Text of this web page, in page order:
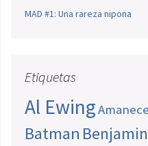
MAD #1: Una rareza nipona
Etiquetas
Al Ewing
Batman